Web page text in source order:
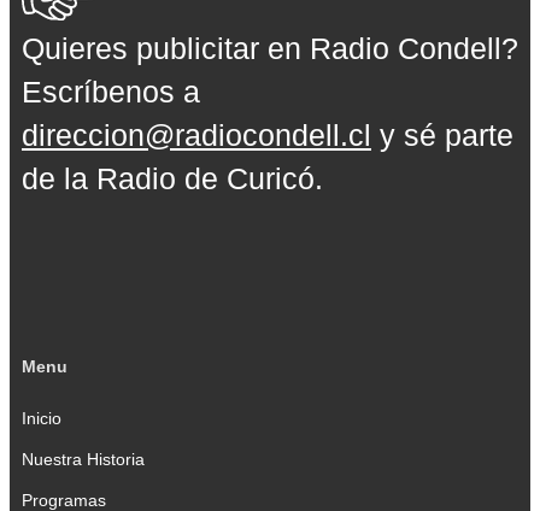
Quieres publicitar en Radio Condell?
Escríbenos a
direccion@radiocondell.cl y sé parte
de la Radio de Curicó.
Menu
Inicio
Nuestra Historia
Programas